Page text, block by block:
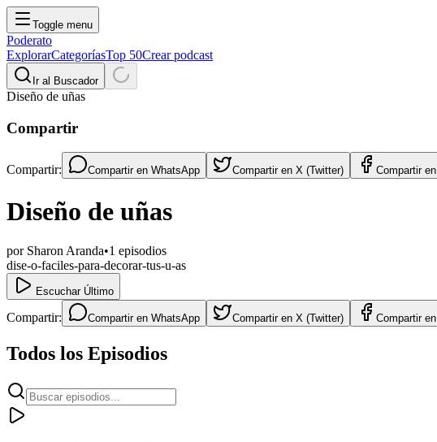
Toggle menu
Poderato
ExplorarCategoríasTop 50Crear podcast
Ir al Buscador
Diseño de uñas
Compartir
Compartir: Compartir en WhatsApp Compartir en X (Twitter) Compartir en
Diseño de uñas
por Sharon Aranda•1 episodios
dise-o-faciles-para-decorar-tus-u-as
Escuchar Último
Compartir: Compartir en WhatsApp Compartir en X (Twitter) Compartir en
Todos los Episodios